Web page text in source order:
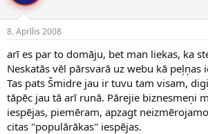
8. Aprīlis 2008
arī es par to domāju, bet man liekas, ka
Neskatās vēl pārsvarā uz webu kā peļņas
Tas pats Šmidre jau ir tuvu tam visam,
tāpēc jau tā arī runā. Pārejie biznesmeņi
iespējas, piemēram, apzagt
citas "populārākas" iespējas.